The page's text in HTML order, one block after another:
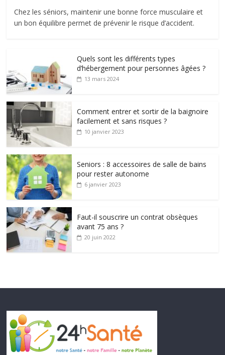
Chez les séniors, maintenir une bonne force musculaire et
un bon équilibre permet de prévenir le risque d’accident.
Quels sont les différents types
d’hébergement pour personnes âgées ?
13 mars 2024
Comment entrer et sortir de la baignoire
facilement et sans risques ?
10 janvier 2023
Seniors : 8 accessoires de salle de bains
pour rester autonome
6 janvier 2023
Faut-il souscrire un contrat obsèques
avant 75 ans ?
20 juin 2022